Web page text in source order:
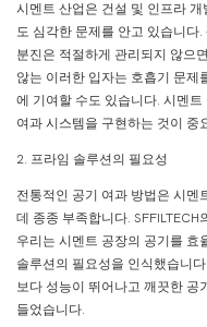
시멘트 산업은 건설 및 인프라
도 심각한 문제를 안고 있습니다
분진은 적절하게 관리되지 않으
않는 이러한 입자는 호흡기 문제
에 기여할 수도 있습니다. 시멘
여과 시스템을 구현하는 것이 중
2. 프라임 솔루션의 필요성
전통적인 공기 여과 방법은 시멘
데 종종 부족합니다.
우리는 시멘트 공장의 공기를 효
솔루션의 필요성을 인식했습니
보다 성능이 뛰어나고 깨끗한 공
들었습니다.